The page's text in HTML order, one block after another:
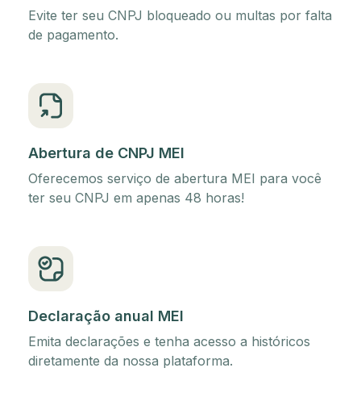
Evite ter seu CNPJ bloqueado ou multas por falta
de pagamento.
Abertura de CNPJ MEI
Oferecemos serviço de abertura MEI para você
ter seu CNPJ em apenas 48 horas!
Declaração anual MEI
Emita declarações e tenha acesso a históricos
diretamente da nossa plataforma.